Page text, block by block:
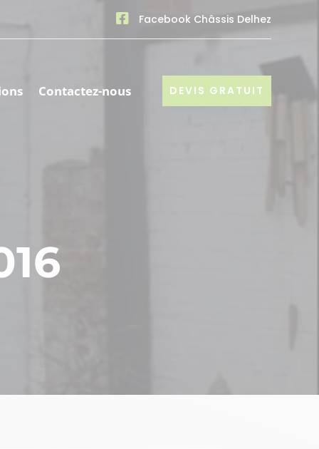
 Facebook Châssis Delhez
Contactez-nous DEVIS GRATUIT